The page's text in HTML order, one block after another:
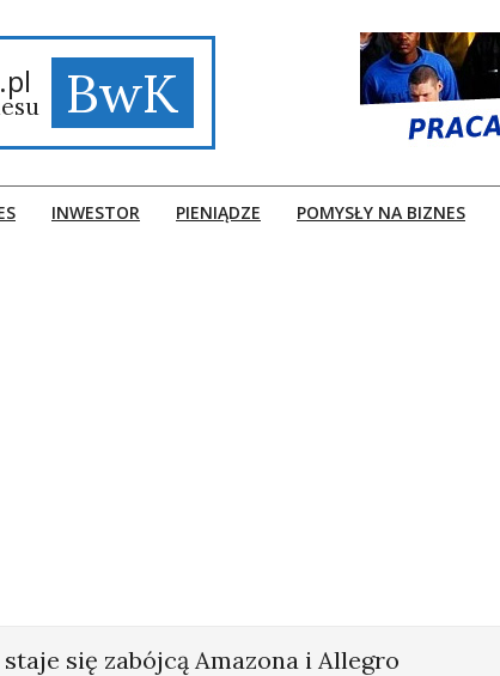
.pl BwK
INWESTOR PIENIĄDZE POMYSŁY NA BIZNES
staje się zabójcą Amazona i Allegro